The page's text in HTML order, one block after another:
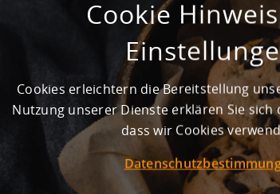
Sie sich damit einverstanden, dass Ihre Daten zur
Widerrufshinweise finden Sie in der
Cookie
Cookies erleichtern die Bereitstellung
Nutzung unserer Dienste erklären Sie
dass wir Cookies